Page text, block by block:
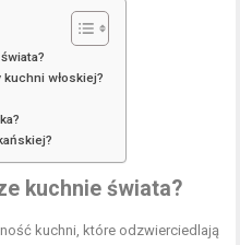
włoskiej?
kuchnie świata?
kuchni, które odzwierciedlają